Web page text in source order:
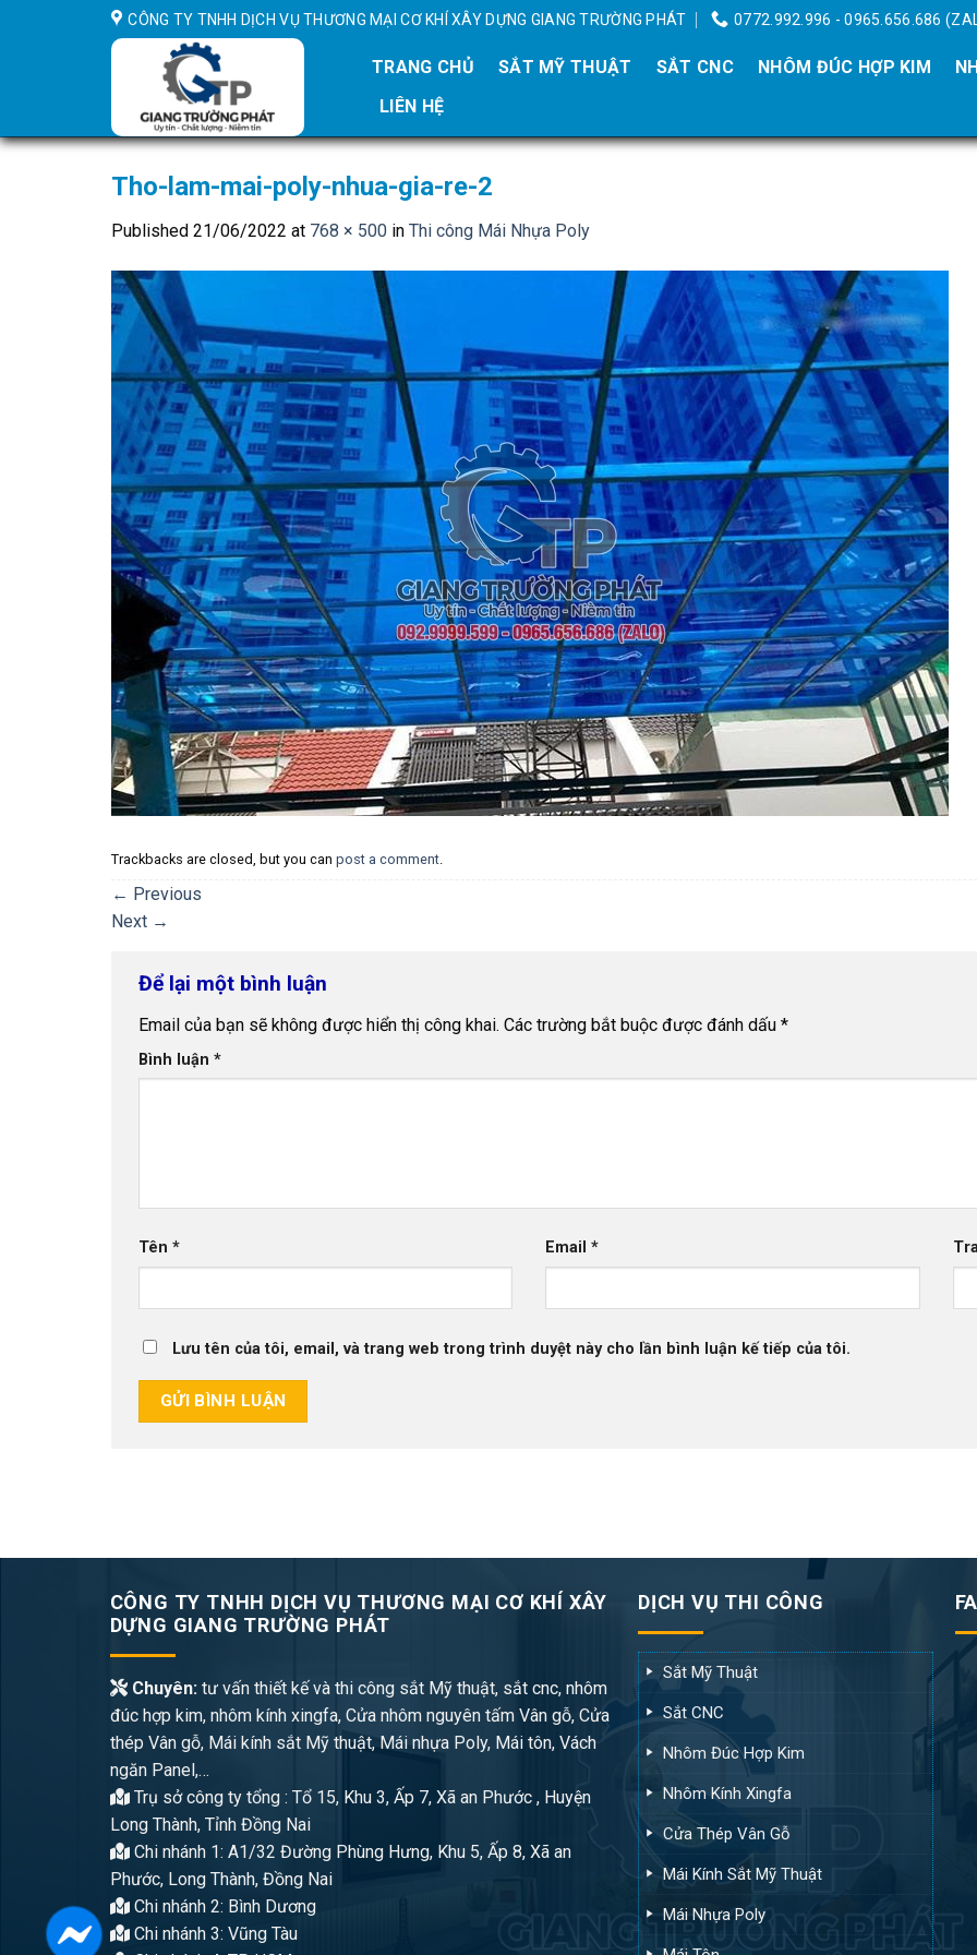
CÔNG TY TNHH DỊCH VỤ THƯƠNG MẠI CƠ KHÍ XÂY DỰNG GIANG TRƯỜNG PHÁT 0772.992.996 - 0965.656.686
TRANG CHỦ SẮT MỸ THUẬT SẮT CNC NHÔM ĐÚC HỢP KIM
LIÊN HỆ
Tho-lam-mai-poly-nhua-gia-re-2
Published 21/06/2022 at 768 × 500 in Thi công Mái Nhựa Poly
Trackbacks are closed, but you can post a comment.
← Previous
Next →
Để lại một bình luận
Email của bạn sẽ không được hiển thị công khai. Các trường bắt buộc được đánh dấu *
Bình luận *
Tên * Email*
Lưu tên của tôi, email, và trang web trong trình duyệt này cho lần bình luận kế tiếp của tôi.
CÔNG TY TNHH DỊCH VỤ THƯƠNG MẠI CƠ KHÍ XÂY
DỰNG GIANG TRƯỜNG PHÁT
Chuyên:tư vấn thiết kế và thi công sắt Mỹ thuật, sắt cnc, nhôm
đúc hợp kim, nhôm kính xingfa, Cửa nhôm nguyên tấm Vân gỗ, Cửa
thép Vân gỗ, Mái kính sắt Mỹ thuật, Mái nhựa Poly, Mái tôn, Vách
ngăn Panel,…
Trụ sở công ty tổng : Tổ 15, Khu 3, Ấp 7, Xã an Phước , Huyện
Long Thành, Tỉnh Đồng Nai
Chi nhánh 1: A1/32 Đường Phùng Hưng, Khu 5, Ấp 8, Xã an
Phước, Long Thành, Đồng Nai
Chi nhánh 2: Bình Dương
Chi nhánh 3: Vũng Tàu
DỊCH VỤ THI CÔNG
Sắt Mỹ Thuật
Sắt CNC
Nhôm Đúc Hợp Kim
Nhôm Kính Xingfa
Cửa Thép Vân Gỗ
Mái Kính Sắt Mỹ Thuật
Mái Nhựa Poly